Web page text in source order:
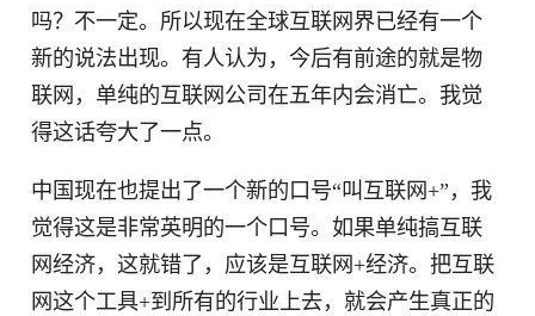
吗？不一定。所以现在全球互联网界已经有一个
新的说法出现。有人认为，今后有前途的就是物
联网，单纯的互联网公司在五年内会消亡。我觉
得这话夸大了一点。
中国现在也提出了一个新的口号“叫互联网+”，我
觉得这是非常英明的一个口号。如果单纯搞互联
网经济，这就错了，应该是互联网+经济。把互联
网这个工具+到所有的行业上去，就会产生真正的